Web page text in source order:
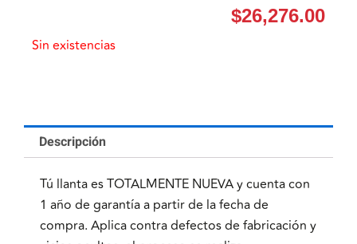
$26,276.00
Sin existencias
Descripción
Tú llanta es TOTALMENTE NUEVA y cuenta con
1 año de garantía a partir de la fecha de
compra. Aplica contra defectos de fabricación y